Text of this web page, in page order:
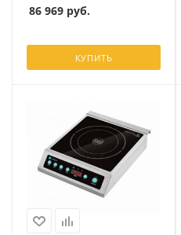
86 969 руб.
КУПИТЬ